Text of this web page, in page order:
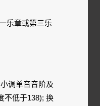
章或第三乐
调单音音阶及
不低于138); 换